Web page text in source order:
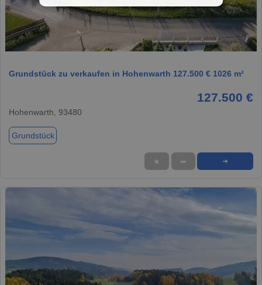
1 / 1
Grundstück zu verkaufen in Hohenwarth 127.500 € 1026 m²
127.500 €
Hohenwarth, 93480
Grundstück
★ ➦ ➜